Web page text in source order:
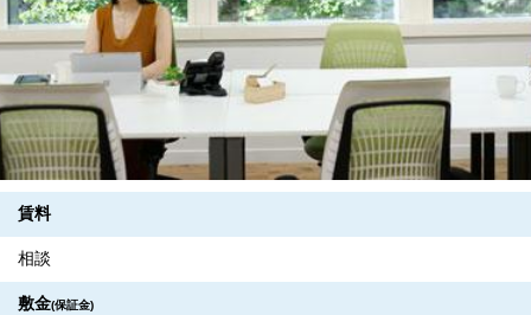
賃料
相談
敷金(保証金)